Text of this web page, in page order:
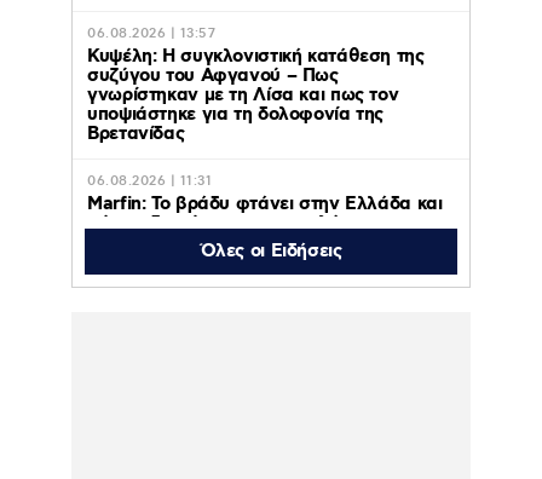
06.08.2026 | 13:57
Κυψέλη: Η συγκλονιστική κατάθεση της
συζύγου του Αφγανού – Πως
γνωρίστηκαν με τη Λίσα και πως τον
υποψιάστηκε για τη δολοφονία της
Βρετανίδας
06.08.2026 | 11:31
Marfin: Το βράδυ φτάνει στην Ελλάδα και
αύριο οδηγείται σε εισαγγελέα και
ανακριτή η 46χρονη κατηγορούμενη για
τον εμπρησμό της τράπεζας
Όλες οι Ειδήσεις